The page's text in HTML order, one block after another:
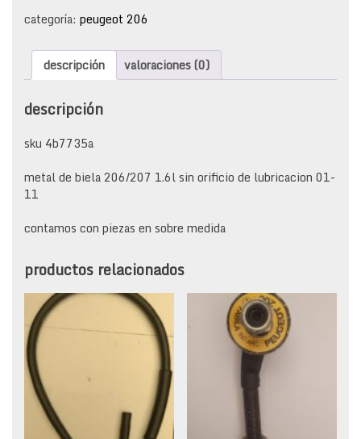
cantidad
categoría: peugeot 206
descripción valoraciones (0)
descripción
sku 4b7735a
metal de biela 206/207 1.6l sin orificio de lubricacion 01-
11
contamos con piezas en sobre medida
productos relacionados